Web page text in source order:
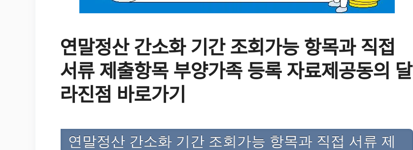
연말정산 간소화 기간 조회가능 항목과 직접
서류 제출항목 부양가족 등록 자료제공동의 달
라진점 바로가기
연말정산 간소화 기간 조회가능 항목과 직접 서류 제